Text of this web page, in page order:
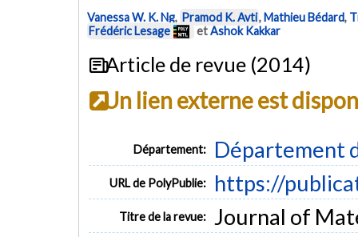
Vanessa W. K. Ng, Pramod K. Avti,Mathieu Bédard,
Frédéric Lesage
etAshok Kakkar
Article de revue (2014)
Un lien externe est
Département: Département
URL de PolyPublie: https://
Titre de la revue: Journal of